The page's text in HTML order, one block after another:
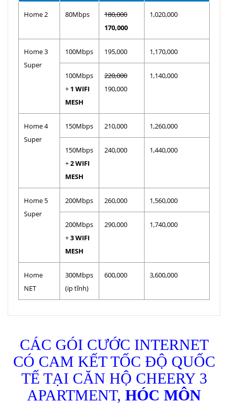
Home 2 80Mbps
180,000
170,000
1,020,000
Home 3
Super
100Mbps 195,000 1,170,000
100Mbps
+ 1 WIFI
MESH
220,000
190,000
1,140,000
Home 4
Super
150Mbps 210,000 1,260,000
150Mbps
+2 WIFI
MESH
240,000 1,440,000
Home 5
Super
200Mbps 260,000 1,560,000
200Mbps
+3 WIFI
MESH
290,000 1,740,000
Home
NET
300Mbps
(ip tĩnh)
600,000 3,600,000
CÁC GÓI CƯỚC INTERNET
CÓ CAM KẾT TỐC ĐỘ QUỐC
TẾ TẠI CĂN HỘ CHEERY 3
APARTMENT, HÓC MÔN